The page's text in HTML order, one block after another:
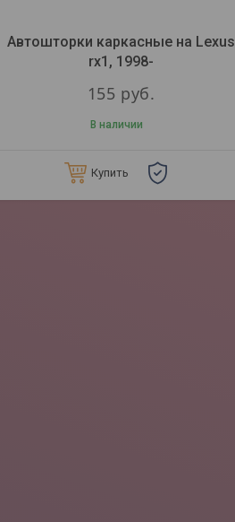
Автошторки каркасные на Lexus
rx1, 1998-
155 руб.
В наличии
Купить